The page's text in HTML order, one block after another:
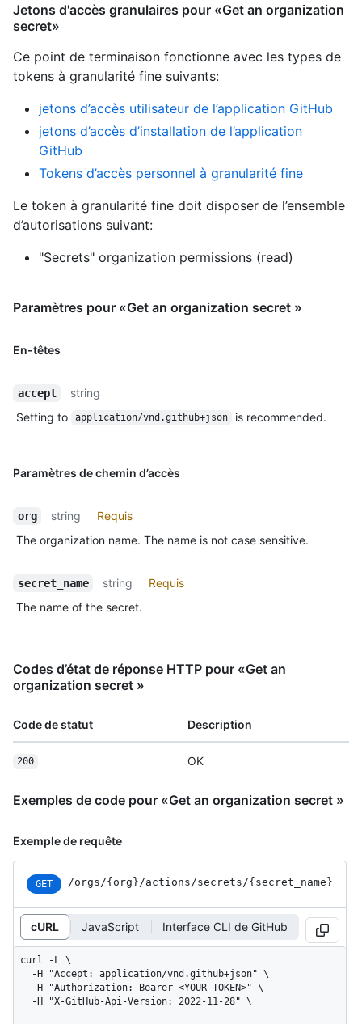
Jetons d'accès granulaires pour «Get an organization
secret»
Ce point de terminaison fonctionne avec les types de
tokens à granularité fine suivants:
jetons d’accès utilisateur de l’application GitHub
jetons d’accès d’installation de l’application
GitHub
Tokens d’accès personnel à granularité fine
Le token à granularité fine doit disposer de l’ensemble
d’autorisations suivant:
"Secrets" organization permissions (read)
Paramètres pour «Get an organization secret »
En-têtes
accept
string
Setting to
application/vnd.github+json is recommended.
Paramètres de chemin d’accès
org string
Requis
The organization name. The name is not case sensitive.
secret_name string
Requis
The name of the secret.
Codes d’état de réponse HTTP pour «Get an
organization secret »
Code de statut Description
200 OK
Exemples de code pour «Get an organization secret »
Exemple de requête
GET /orgs /{org} /actions /secrets /{secret_ name}
cURL JavaScript Interface CLI de GitHub
curl -L \